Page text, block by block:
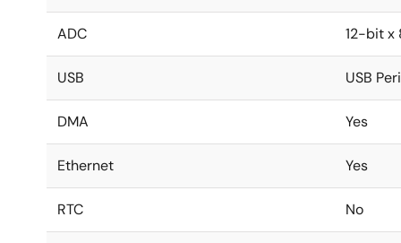
ADC 12-bit x
USB USB
DMA Yes
Ethernet Yes
RTC No